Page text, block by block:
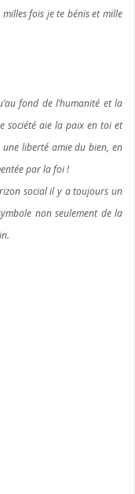
fois je te bénis et mille
fond de l’humanité et la
société aie la paix en toi et
une liberté amie du bien, en
par la foi !
social il y a toujours un
non seulement de la